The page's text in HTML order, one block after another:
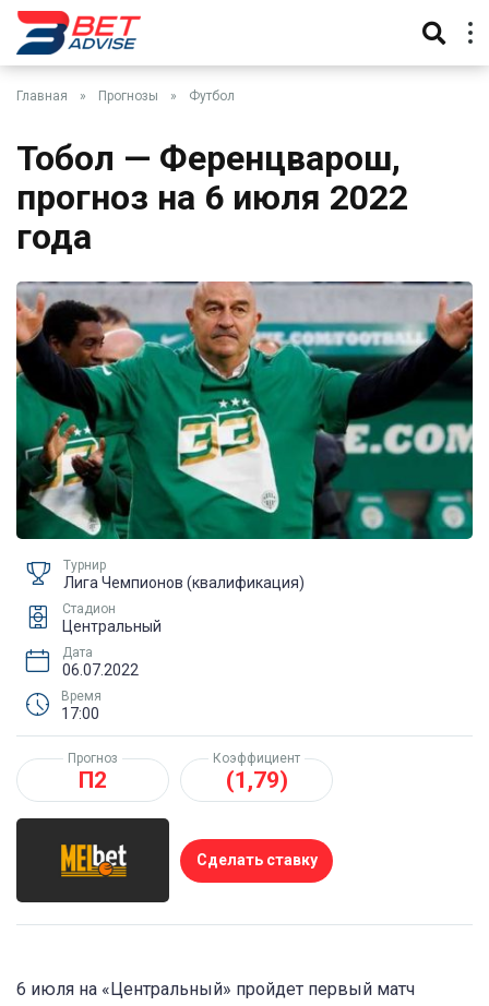
Главная » Прогнозы » Футбол
Тобол — Ференцварош,
прогноз на 6 июля 2022
года
Турнир
Лига Чемпионов (квалификация)
Стадион
Центральный
Дата
06.07.2022
Время
17:00
Прогноз
П2
Коэффициент
(1,79)
Сделать ставку
6 июля на «Центральный» пройдет первый матч